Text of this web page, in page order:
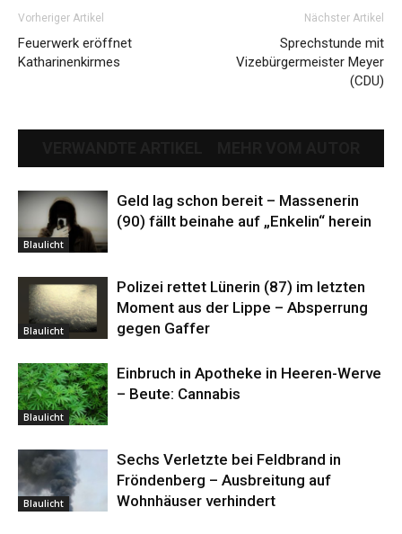
Vorheriger Artikel
Feuerwerk eröffnet
Katharinenkirmes
Nächster Artikel
Sprechstunde mit
Vizebürgermeister Meyer
(CDU)
Blaulicht
Geld lag schon bereit – Massenerin
(90) fällt beinahe auf „Enkelin“ herein
Blaulicht
Polizei rettet Lünerin (87) im letzten
Moment aus der Lippe – Absperrung
gegen Gaffer
Blaulicht
Einbruch in Apotheke in Heeren-Werve
– Beute: Cannabis
Blaulicht
Sechs Verletzte bei Feldbrand in
Fröndenberg – Ausbreitung auf
Wohnhäuser verhindert